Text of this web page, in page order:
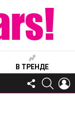
В ТРЕНДЕ
FOLLOW
US